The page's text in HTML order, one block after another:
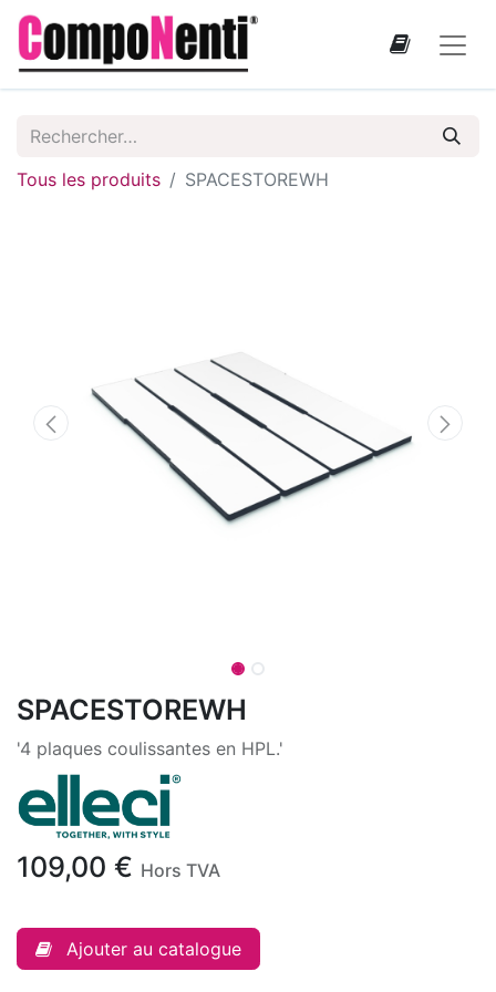
Tous les produits SPACESTOREWH
SPACESTOREWH
'4 plaques coulissantes en HPL.'
109,00 € Hors TVA
Ajouter au catalogue